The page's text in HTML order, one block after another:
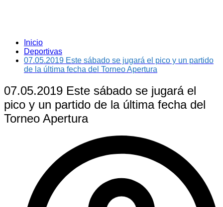
Inicio
Deportivas
07.05.2019 Este sábado se jugará el pico y un partido
de la última fecha del Torneo Apertura
07.05.2019 Este sábado se jugará el
pico y un partido de la última fecha del
Torneo Apertura